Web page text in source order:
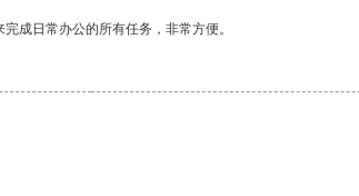
成日常办公的所有任务，非常方便。